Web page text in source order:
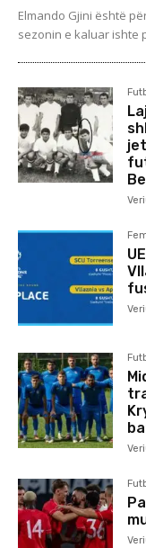
Elmando Gjini është
sezonin e kaluar ishte